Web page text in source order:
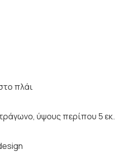
πλάι
ύψους περίπου 5 εκ.